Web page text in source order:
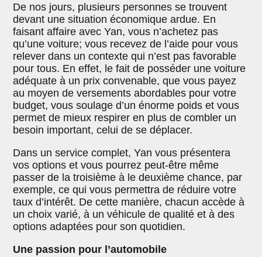
De nos jours, plusieurs personnes se trouvent
devant une situation économique ardue. En
faisant affaire avec Yan, vous n’achetez pas
qu’une voiture; vous recevez de l’aide pour vous
relever dans un contexte qui n’est pas favorable
pour tous. En effet, le fait de posséder une voiture
adéquate à un prix convenable, que vous payez
au moyen de versements abordables pour votre
budget, vous soulage d’un énorme poids et vous
permet de mieux respirer en plus de combler un
besoin important, celui de se déplacer.
Dans un service complet, Yan vous présentera
vos options et vous pourrez peut-être même
passer de la troisième à le deuxième chance, par
exemple, ce qui vous permettra de réduire votre
taux d’intérêt. De cette manière, chacun accède à
un choix varié, à un véhicule de qualité et à des
options adaptées pour son quotidien.
Une passion pour l’automobile